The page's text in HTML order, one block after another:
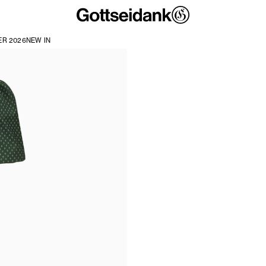
2026NEW IN